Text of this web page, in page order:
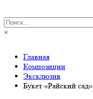
×
Главная
Композиции
Эксклюзив
Букет «Райский сад»